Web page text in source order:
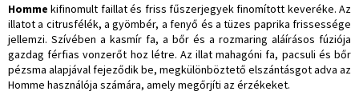
Homme kifinomult faillat és friss fűszerjegyek finomított keveréke. Az
illatot a citrusfélék, a gyömbér, a fenyő és a tüzes paprika frissessége
jellemzi. Szívében a kasmír fa, a bőr és a rozmaring aláírásos fúziója
gazdag férfias vonzerőt hoz létre. Az illat mahagóni fa, pacsuli és bőr
pézsma alapjával fejeződik be, megkülönböztető elszántásgot adva az
Homme használója számára, amely megőrjíti az érzékeket.